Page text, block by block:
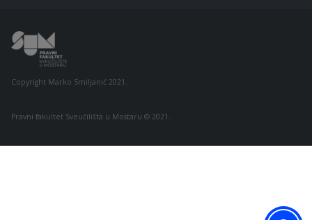
Copyright Marko Smiljanić 2021.
Pravni fakultet Sveučilišta u Mostaru © 2021.